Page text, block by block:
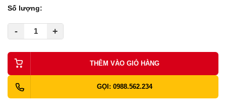
Số lượng:
- +
THÊM VÀO GIỎ HÀNG
GỌI: 0988.562.234